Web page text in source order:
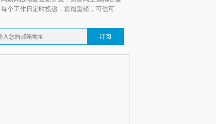
个工作日定时投递，篇篇重磅，可信可
订阅